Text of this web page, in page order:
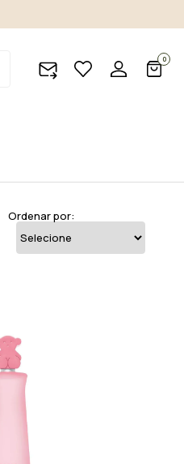
0
Ordenar por: